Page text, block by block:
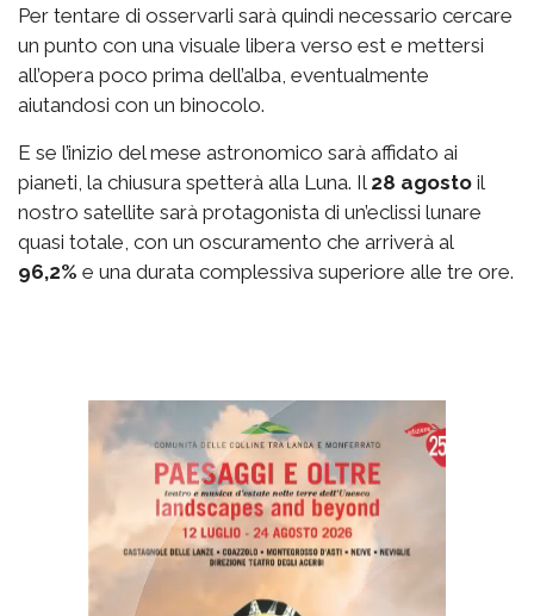
Per tentare di osservarli sarà quindi necessario cercare
un punto con una visuale libera verso est e mettersi
all’opera poco prima dell’alba, eventualmente
aiutandosi con un binocolo.
E se l’inizio del mese astronomico sarà affidato ai
pianeti, la chiusura spetterà alla Luna. Il 28 agosto il
nostro satellite sarà protagonista di un’eclissi lunare
quasi totale, con un oscuramento che arriverà al
96,2% e una durata complessiva superiore alle tre ore.